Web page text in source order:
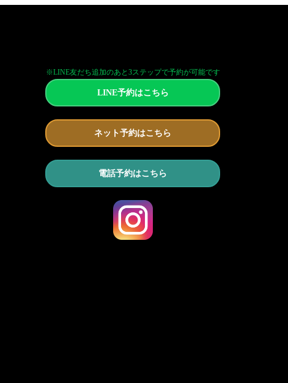
※LINE友だち追加のあと3ステップで予約が可能です
LINE予約はこちら
ネット予約はこちら
電話予約はこちら